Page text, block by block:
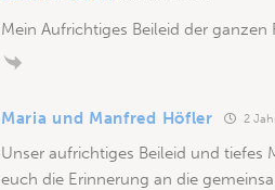
Mein Aufrichtiges Beileid der ganzen
Maria und Manfred Höfler 2
Unser aufrichtiges Beileid und
euch die Erinnerung an die